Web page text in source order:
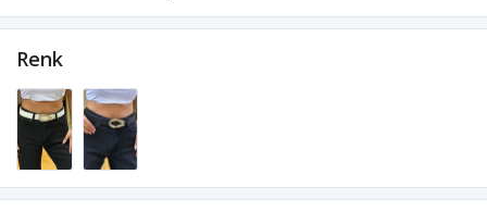
Renk